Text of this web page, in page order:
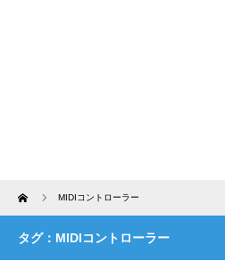
Home MIDIコントローラー
タグ：MIDIコントローラー